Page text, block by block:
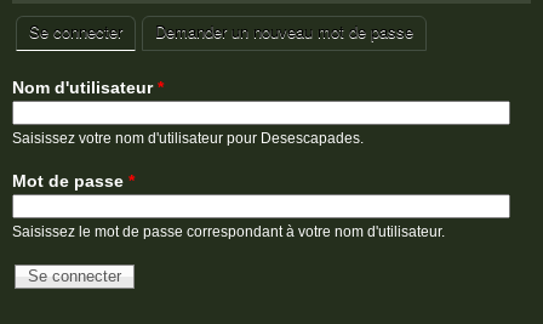
Onglets principaux
Se connecter(onglet actif)
Demander un nouveau mot de passe
Nom d'utilisateur*
Saisissez votre nom d'utilisateur pour Desescapades.
Mot de passe *
Saisissez le mot de passe correspondant à votre nom d'utilisateur.